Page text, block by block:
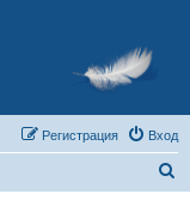
Вход
Регистрация